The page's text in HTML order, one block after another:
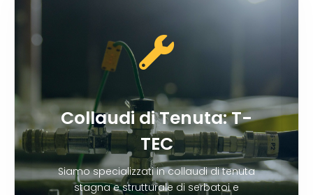
Collaudi di Tenuta: T-
TEC
Siamo specializzati in collaudi di tenuta
stagna e strutturale di serbatoi e